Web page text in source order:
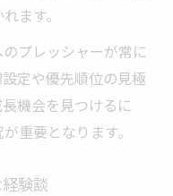
ます。
プレッシャーが常に
定や優先順位の見極
機会を見つけるに
重要となります。
験談